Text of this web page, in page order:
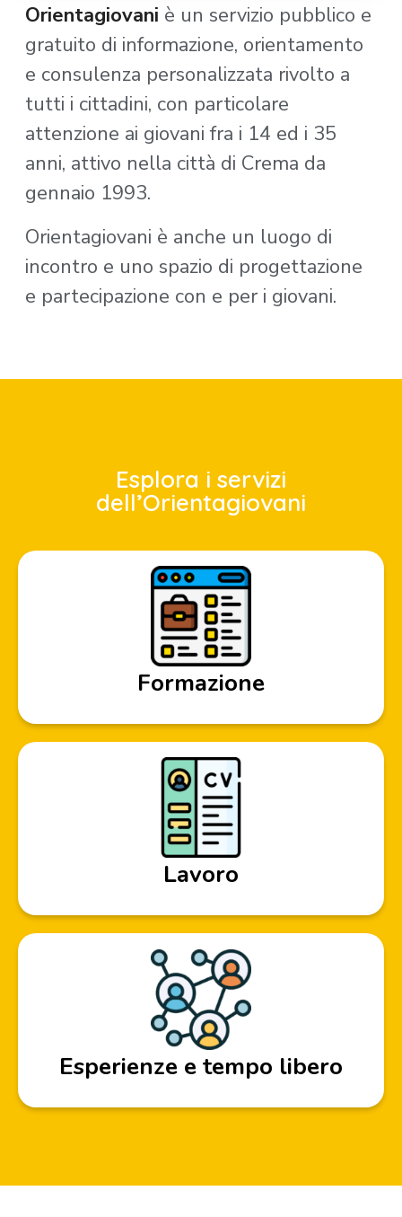
Orientagiovani è un servizio pubblico e
gratuito di informazione, orientamento
e consulenza personalizzata rivolto a
tutti i cittadini, con particolare
attenzione ai giovani fra i 14 ed i 35
anni, attivo nella città di Crema da
gennaio 1993.
Orientagiovani è anche un luogo di
incontro e uno spazio di progettazione
e partecipazione con e per i giovani.
Esplora i servizi
dell’Orientagiovani
Formazione
Lavoro
Esperienze e tempo libero